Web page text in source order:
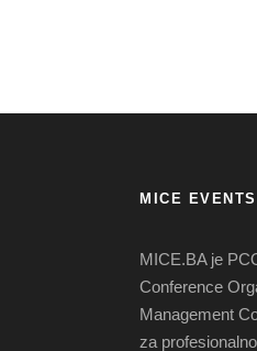
MICE EVENTS
MICE.BA je
Conference
Management
za